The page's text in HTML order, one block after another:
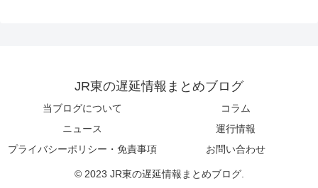
JR東の遅延情報まとめブログ
当ブログについて
コラム
ニュース
運行情報
プライバシーポリシー・免責事項
お問い合わせ
© 2023 JR東の遅延情報まとめブログ.